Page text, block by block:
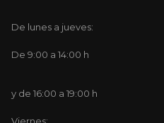
De lunes a jueves:
De 9:00 a 14:00 h
y de 16:00 a 19:00 h